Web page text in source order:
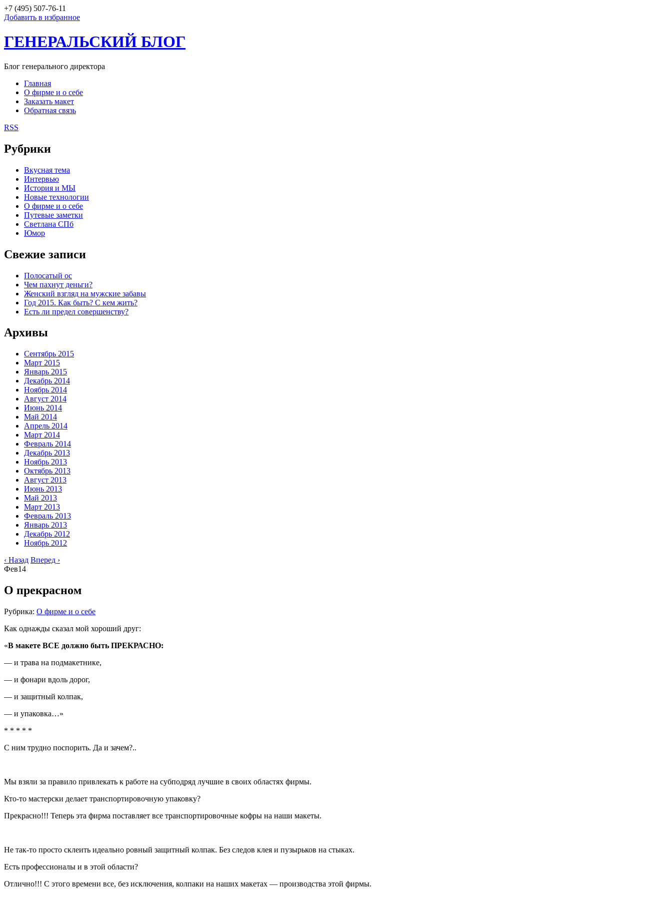
+7 (495) 507-76-11
Добавить в избранное
ГЕНЕРАЛЬСКИЙ БЛОГ
Блог генерального директора
Главная
О фирме и о себе
Заказать макет
Обратная связь
RSS
Рубрики
Вкусная тема
Интервью
История и МЫ
Новые технологии
О фирме и о себе
Путевые заметки
Светлана СПб
Юмор
Свежие записи
Полосатый ос
Чем пахнут деньги?
Женский взгляд на мужские забавы
Год 2015. Как быть? С кем жить?
Есть ли предел совершенству?
Архивы
Сентябрь 2015
Март 2015
Январь 2015
Декабрь 2014
Ноябрь 2014
Август 2014
Июнь 2014
Май 2014
Апрель 2014
Март 2014
Февраль 2014
Декабрь 2013
Ноябрь 2013
Октябрь 2013
Август 2013
Июнь 2013
Май 2013
Март 2013
Февраль 2013
Январь 2013
Декабрь 2012
Ноябрь 2012
‹ Назад Вперед ›
Фев14
О прекрасном
Рубрика: О фирме и о себе
Как однажды сказал мой хороший друг:
«В макете ВСЕ должно быть ПРЕКРАСНО:
— и трава на подмакетнике,
— и фонари вдоль дорог,
— и защитный колпак,
— и упаковка…»
* * * * *
С ним трудно поспорить. Да и зачем?..
Мы взяли за правило привлекать к работе на субподряд лучшие в своих областях фирмы.
Кто-то мастерски делает транспортировочную упаковку?
Прекрасно!!! Теперь эта фирма поставляет все транспортировочные кофры на наши макеты.
Не так-то просто склеить идеально ровный защитный колпак. Без следов клея и пузырьков на стыках.
Есть профессионалы и в этой области?
Отлично!!! С этого времени все, без исключения, колпаки на наших макетах — производства этой фирмы.